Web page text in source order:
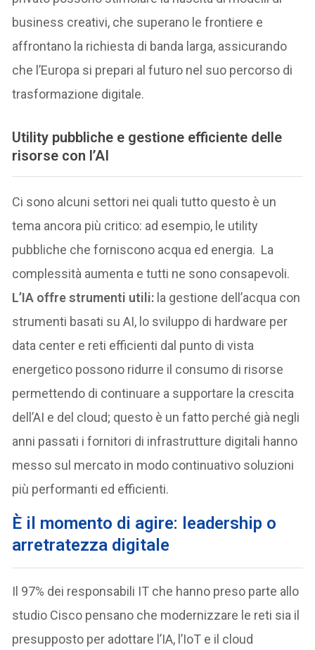
business creativi, che superano le frontiere e
affrontano la richiesta di banda larga, assicurando
che l’Europa si prepari al futuro nel suo percorso di
trasformazione digitale.
Utility pubbliche e gestione efficiente delle
risorse con l’AI
Ci sono alcuni settori nei quali tutto questo è un
tema ancora più critico: ad esempio, le utility
pubbliche che forniscono acqua ed energia. La
complessità aumenta e tutti ne sono consapevoli.
L’IA offre strumenti utili: la gestione dell’acqua con
strumenti basati su AI, lo sviluppo di hardware per
data center e reti efficienti dal punto di vista
energetico possono ridurre il consumo di risorse
permettendo di continuare a supportare la crescita
dell’AI e del cloud; questo è un fatto perché già negli
anni passati i fornitori di infrastrutture digitali hanno
messo sul mercato in modo continuativo soluzioni
più performanti ed efficienti.
È il momento di agire: leadership o
arretratezza digitale
Il 97% dei responsabili IT che hanno preso parte allo
studio Cisco pensano che modernizzare le reti sia il
presupposto per adottare l’IA, l’IoT e il cloud